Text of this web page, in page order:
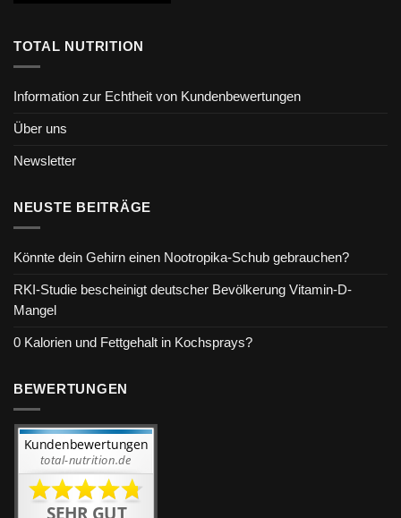
TOTAL NUTRITION
Information zur Echtheit von Kundenbewertungen
Über uns
Newsletter
NEUSTE BEITRÄGE
Könnte dein Gehirn einen Nootropika-Schub gebrauchen?
RKI-Studie bescheinigt deutscher Bevölkerung Vitamin-D-
Mangel
0 Kalorien und Fettgehalt in Kochsprays?
BEWERTUNGEN